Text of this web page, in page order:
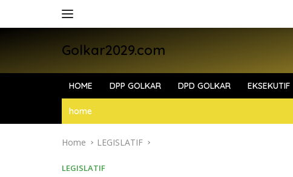
Golkar2029.com
HOME DPP GOLKAR DPD GOLKAR EKSEKUTIF
home
Home LEGISLATIF
LEGISLATIF